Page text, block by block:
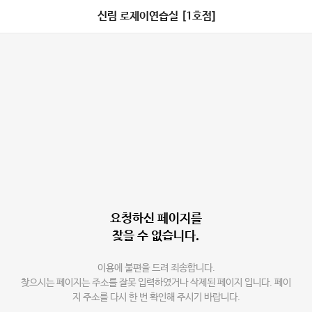
신림 로제이연습실 [1호점]
요청하신 페이지를
찾을 수 없습니다.
이용에 불편을 드려 죄송합니다.
찾으시는 페이지는 주소를 잘못 입력하였거나 삭제된 페이지 입니다. 페이
지 주소를 다시 한 번 확인해 주시기 바랍니다.